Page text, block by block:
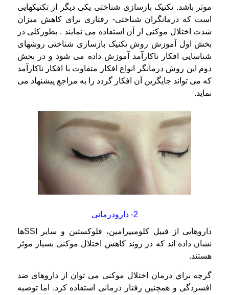
موثر باشد. تکنیک بازسازی شناختی یکی دیگر از تکنیکهایی
است که درمانگران شناختی- رفتاری برای کاهش میزان
شدت اختلال موکنی از آن استفاده می نمایند . بطورکلی در
بخش اول آموزش روش تکنیک بازسازی شناختی روشهای
شناسایی افکار ناکارآمد آموزش داده می شود و در بخش
دوم این روش درمانگر انواع افکار متفاوت با افکار ناکارآمد
که می تواند جایگزین آن افکار گردد را به مراجع پیشنهاد می
نماید.
2- دارودرمانی
داروهایی از قبیل کلومیپرامین، فلوکستین و سایر SSIها
نشان داده اند که در روند کاهش اختلال موکنی بسیار موثر
هستند.
گرچه براي‌ درمان‌ اختلال موکنی می توان‌ از داروهای ضد
افسردگی و همچنين‌ رفتار درمانی استفاده‌ كرد. اما توصیه